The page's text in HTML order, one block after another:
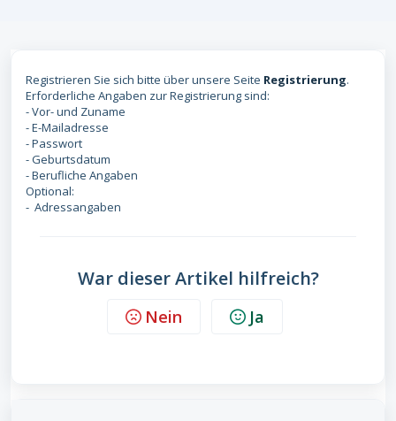
Registrieren Sie sich bitte über unsere Seite Registrierung.
Erforderliche Angaben zur Registrierung sind:
- Vor- und Zuname
- E-Mailadresse
- Passwort
- Geburtsdatum
- Berufliche Angaben
Optional:
- Adressangaben
War dieser Artikel hilfreich?
Nein Ja